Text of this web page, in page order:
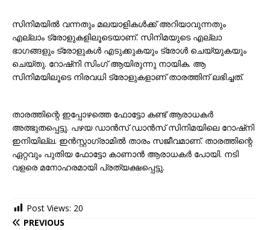
സിനിമയിൽ വന്നതും മലയാളികൾക്ക് അറിയാവുന്നതും
എല്ലാം ട്രോളുകളിലൂടെയാണ്. സിനിമയുടെ എല്ലാ
ഭാഗങ്ങളും ട്രോളുകൾ എടുക്കുകയും ട്രോൾ ചെയ്യുകയും
ചെയ്തു. റോഷ്നി സിംഗ് ആയിരുന്നു നായിക. ആ
സിനിമയിലൂടെ നിരവധി ട്രോളുകളാണ് താരത്തിന് ലഭിച്ചത്.
താരത്തിന്റെ ഇപ്പോഴത്തെ ഫോട്ടോ കണ്ട് ആരാധകർ
അത്ഭുതപ്പെട്ടു. പഴയ ഡാൻസ് ഡാൻസ് സിനിമയിലെ റോഷ്നി
ഇനിയില്ല. ഇൻസ്റ്റാഗ്രാമിൽ താരം സജീവമാണ്. താരത്തിന്റെ
ഏറ്റവും പുതിയ ഫോട്ടോ കാണാൻ ആരാധകർ പോയി. നടി
വളരെ മനോഹരമായി പ്രത്യക്ഷപ്പെട്ടു.
Post Views: 20
PREVIOUS